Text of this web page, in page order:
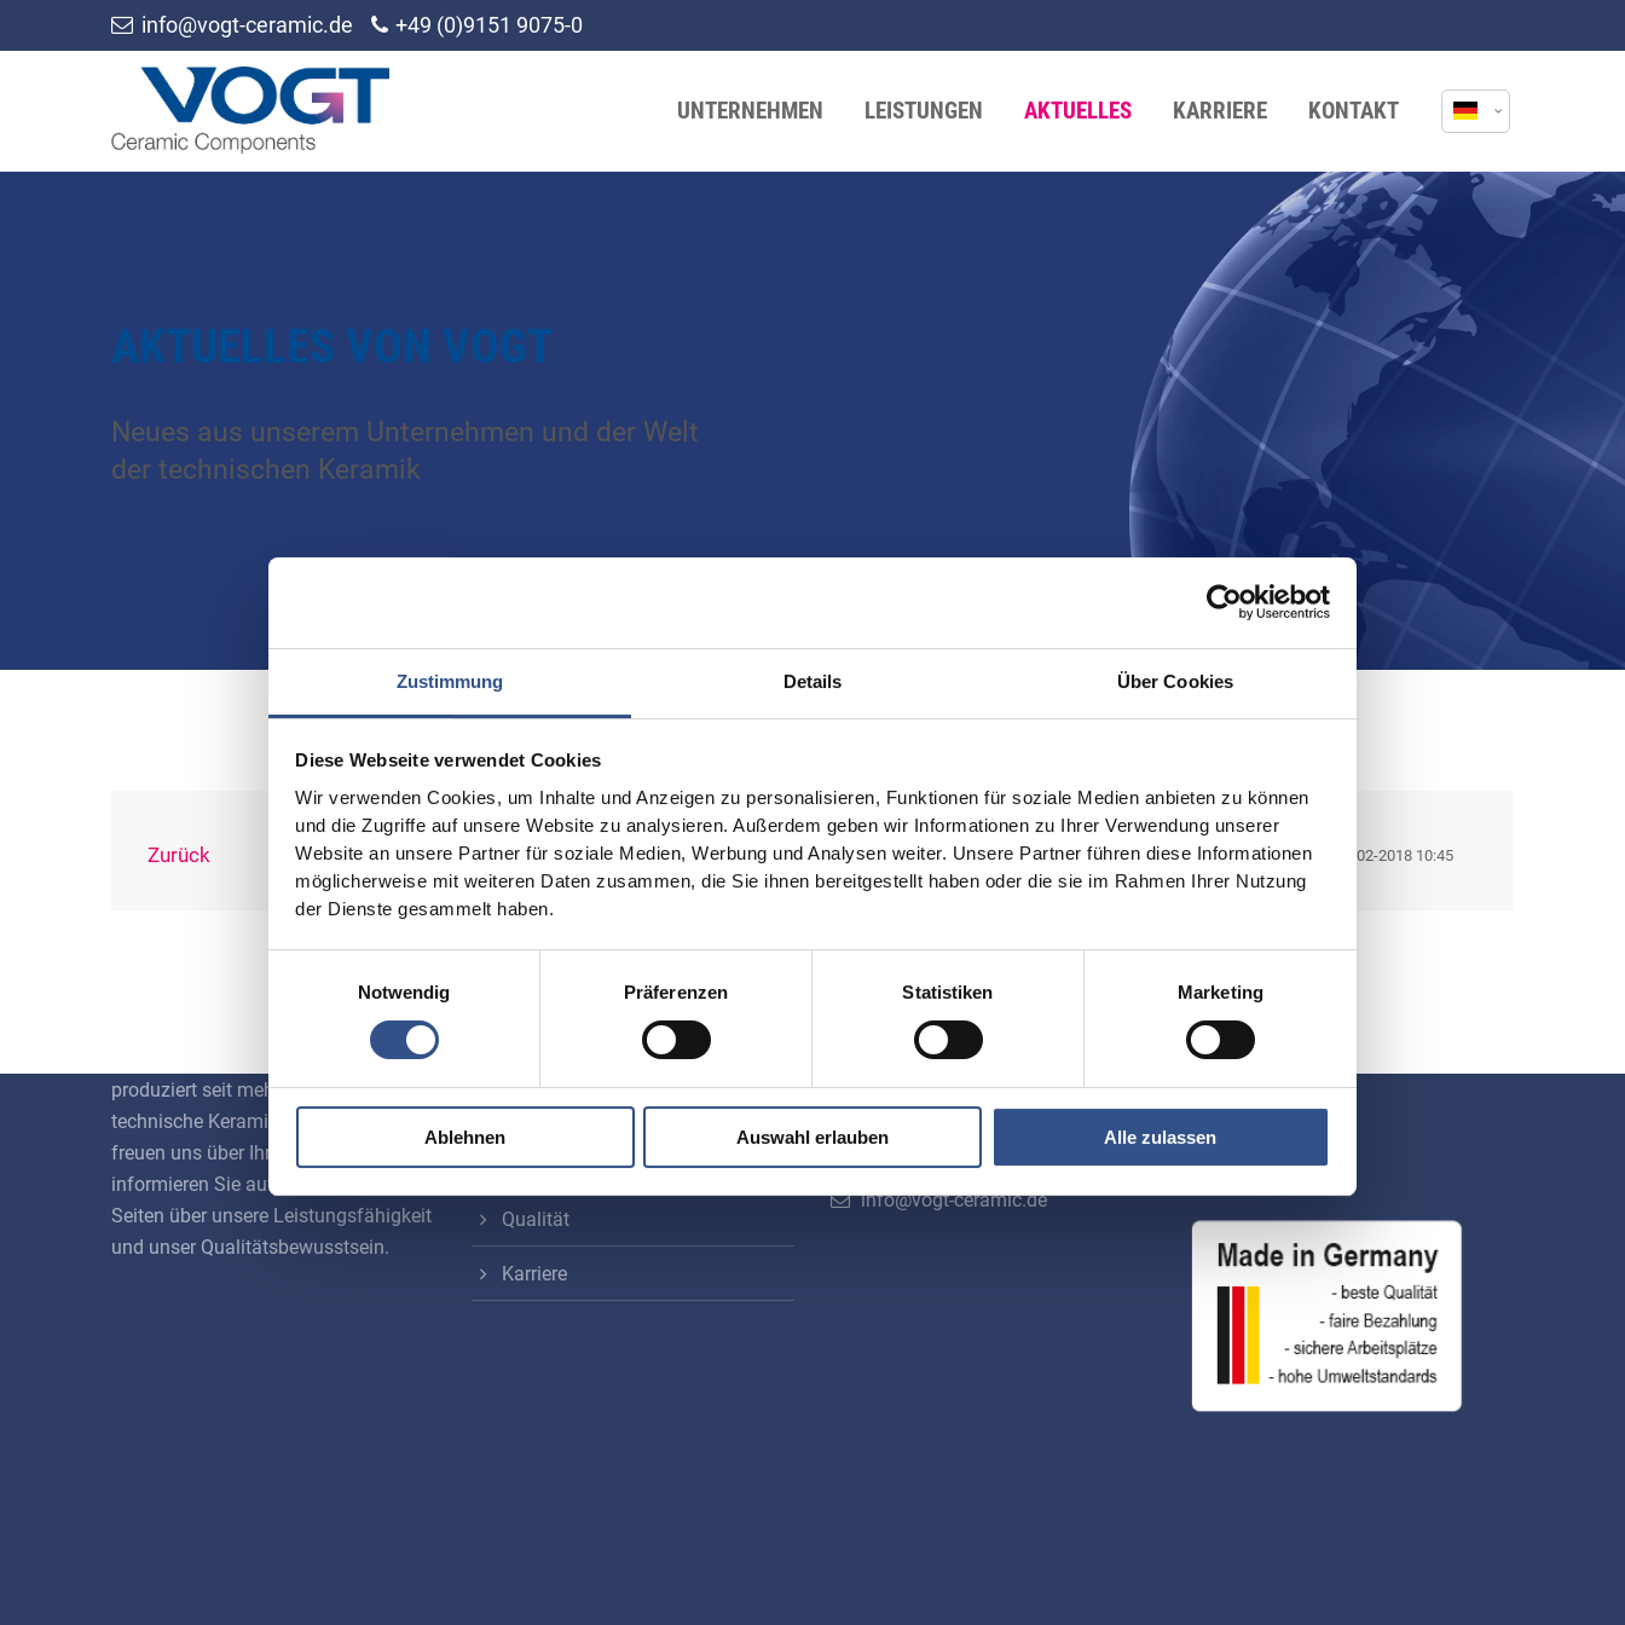
Zustimmung Details Über Cookies
Diese Webseite verwendet Cookies
Wir verwenden Cookies, um Inhalte und Anzeigen zu personalisieren, Funktionen für soziale Medien anbieten zu können
und die Zugriffe auf unsere Website zu analysieren. Außerdem geben wir Informationen zu Ihrer Verwendung unserer
Website an unsere Partner für soziale Medien, Werbung und Analysen weiter. Unsere Partner führen diese Informationen
möglicherweise mit weiteren Daten zusammen, die Sie ihnen bereitgestellt haben oder die sie im Rahmen Ihrer Nutzung
der Dienste gesammelt haben.
Notwendig
Präferenzen Statistiken Marketing
Ablehnen Auswahl erlauben Alle zulassen
info@vogt-ceramic.de +49 (0)9151 9075-0
UNTERNEHMEN LEISTUNGEN AKTUELLES KARRIERE KONTAKT
AKTUELLES VON VOGT
Neues aus unserem Unternehmen und der Welt
der technischen Keramik
Zurück 06-02-2018 10:45
Die VOGT GmbH entwickelt und
produziert seit mehr als 45 Jahren
technische Keramik­bauteile. Wir
freuen uns über Ihren Besuch und
informieren Sie auf den folgenden
Seiten über unsere Leistungs­fähigkeit
und unser Qualitäts­bewusstsein.
Werkstoffe
Herstellung
Qualität
Karriere
Kontakt
VOGT GmbH
Ottensooser Str. 52
D-91239 Henfenfeld
+49 (0)9151 9075-0
info@vogt-ceramic.de
Social Media
Besuchen Sie uns auch auf Facebook
und LinkedIn